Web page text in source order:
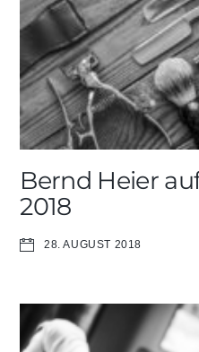
Bernd Heier
2018
28. AUGUST 2018